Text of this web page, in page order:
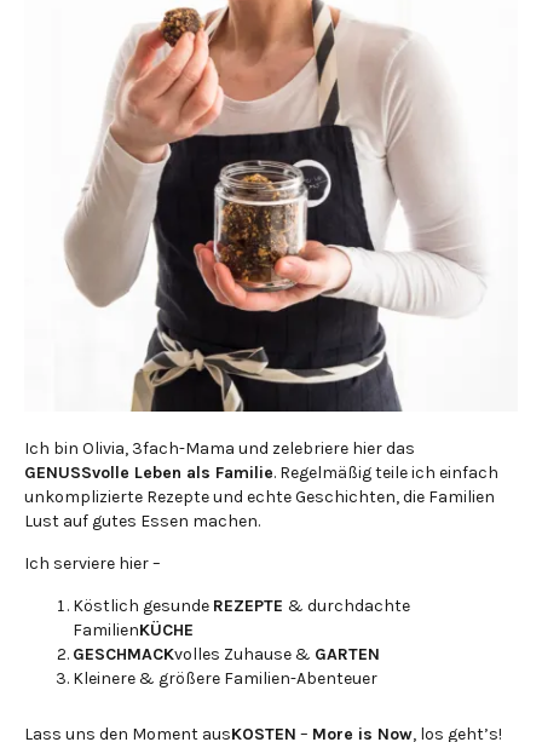
Ich bin Olivia, 3fach-Mama und zelebriere hier das
GENUSSvolle Leben als Familie. Regelmäßig teile ich einfach
unkomplizierte Rezepte und echte Geschichten, die Familien
Lust auf gutes Essen machen.
Ich serviere hier –
Köstlich gesunde REZEPTE & durchdachte
FamilienKÜCHE
GESCHMACKvolles Zuhause & GARTEN
Kleinere & größere Familien-Abenteuer
Lass uns den Moment ausKOSTEN – More is Now, los geht’s!